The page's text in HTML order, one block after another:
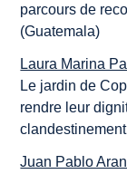
parcours de
(Guatemala)
Laura Marina
Le jardin de
rendre leur
Juan Pablo